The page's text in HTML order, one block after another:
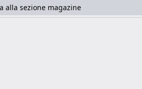
alla sezione magazine